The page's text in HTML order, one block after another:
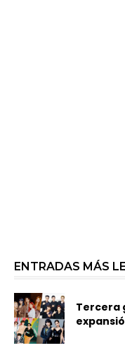
ENTRADAS MÁS
Tercera